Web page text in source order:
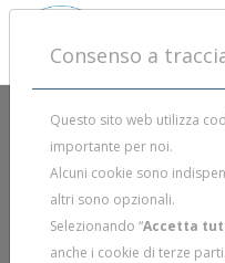
Consenso a
Questo sito web utilizza
importante per noi.
Alcuni cookie sono
altri sono opzionali.
Selezionando “Accetta
anche i cookie di terze parti.